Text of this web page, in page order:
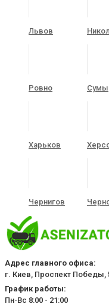
Львов
Ровно Сумы
Харьков
Чернигов
Адрес главного офиса:
г. Киев, Проспект Победы,
График работы:
Пн-Вс 8:00 - 21:00